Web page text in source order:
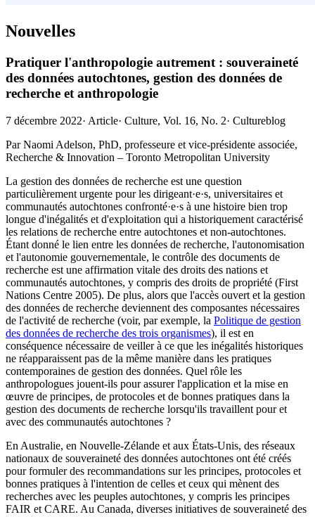
Nouvelles
Pratiquer l'anthropologie autrement : souveraineté
des données autochtones, gestion des données de
recherche et anthropologie
7 décembre 2022· Article· Culture, Vol. 16, No. 2· Cultureblog
Par Naomi Adelson, PhD, professeure et vice‑présidente associée,
Recherche & Innovation – Toronto Metropolitan University
La gestion des données de recherche est une question
particulièrement urgente pour les dirigeant·e·s, universitaires et
communautés autochtones confronté·e·s à une histoire bien trop
longue d'inégalités et d'exploitation qui a historiquement caractérisé
les relations de recherche entre autochtones et non‑autochtones.
Étant donné le lien entre les données de recherche, l'autonomisation
et l'autonomie gouvernementale, le contrôle des documents de
recherche est une affirmation vitale des droits des nations et
communautés autochtones, y compris des droits de propriété (First
Nations Centre 2005). De plus, alors que l'accès ouvert et la gestion
des données de recherche deviennent des composantes nécessaires
de l'activité de recherche (voir, par exemple, la Politique de gestion
des données de recherche des trois organismes), il est en
conséquence nécessaire de veiller à ce que les inégalités historiques
ne réapparaissent pas de la même manière dans les pratiques
contemporaines de gestion des données. Quel rôle les
anthropologues jouent‑ils pour assurer l'application et la mise en
œuvre de principes, de protocoles et de bonnes pratiques dans la
gestion des documents de recherche lorsqu'ils travaillent pour et
avec des communautés autochtones ?
En Australie, en Nouvelle‑Zélande et aux États‑Unis, des réseaux
nationaux de souveraineté des données autochtones ont été créés
pour formuler des recommandations sur les principes, protocoles et
bonnes pratiques à l'intention de celles et ceux qui mènent des
recherches avec les peuples autochtones, y compris les principes
FAIR et CARE. Au Canada, diverses initiatives de souveraineté des